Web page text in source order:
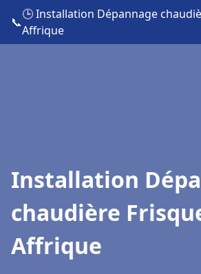
📞
🕒 Installation Dépannage
Affrique
Installation
chaudière
Affrique